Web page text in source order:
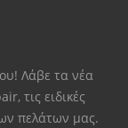
Λάβε τα νέα
τις ειδικές
πελάτων μας.